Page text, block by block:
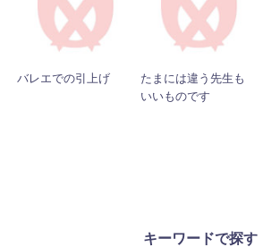
バレエでの引上げ
たまには違う先生も
いいものです
キーワードで探す